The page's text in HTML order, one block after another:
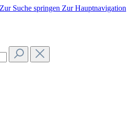
Zur Suche springen Zur Hauptnavigation